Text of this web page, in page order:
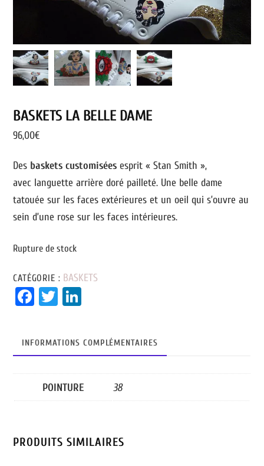
BASKETS LA BELLE DAME
96,00€
Des baskets customisées esprit « Stan Smith »,
avec languette arrière doré pailleté. Une belle dame
tatouée sur les faces extérieures et un oeil qui s’ouvre au
sein d’une rose sur les faces intérieures.
Rupture de stock
CATÉGORIE : BASKETS
Fa
bo
ok
T
tt
er
ed
In
INFORMATIONS COMPLÉMENTAIRES
POINTURE 38
PRODUITS SIMILAIRES